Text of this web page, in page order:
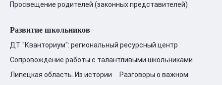
Просвещение родителей (законных представителей)
Развитие школьников
ДТ "Кванториум": региональный ресурсный центр
Сопровождение работы с талантливыми школьниками
Липецкая область. Из истории
Разговоры о важном